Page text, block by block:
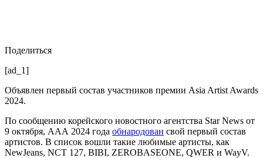
Поделиться
[ad_1]
Объявлен первый состав участников премии Asia Artist Awards
2024.
По сообщению корейского новостного агентства Star News от
9 октября, ААА 2024 года обнародован свой первый состав
артистов. В список вошли такие любимые артисты, как
NewJeans, NCT 127, BIBI, ZEROBASEONE, QWER и WayV.